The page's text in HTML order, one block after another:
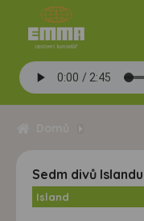
Sedm divů Islandu
Island